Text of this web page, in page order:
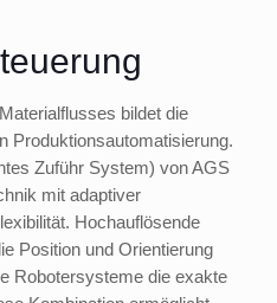
bildet die
Produktionsautomatisierung.
Zuführ System) von AGS
mit adaptiver
Hochauflösende
Position und Orientierung
Robotersysteme die exakte